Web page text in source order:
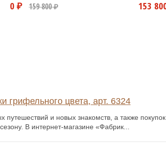
грифельного цвета, арт. 6324
путешествий и новых знакомств, а также покупок
В интернет-магазине «Фабрик...